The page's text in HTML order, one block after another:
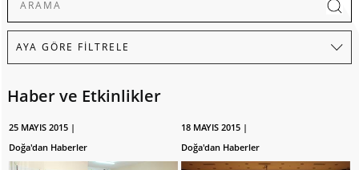
Haber ve Etkinlikler
25 MAYIS 2015 |
Doğa'dan Haberler
18 MAYIS 2015 |
Doğa'dan Haberler